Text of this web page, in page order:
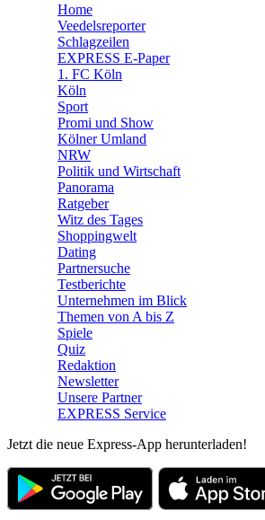
🛒 Shoppingwelt
Home
Veedelsreporter
Schlagzeilen
EXPRESS E-Paper
1. FC Köln
Köln
Sport
Promi und Show
Kölner Umland
NRW
Politik und Wirtschaft
Panorama
Ratgeber
Witz des Tages
Shoppingwelt
Dating
Partnersuche
Testberichte
Unternehmen im Blick
Themen von A bis Z
Spiele
Quiz
Redaktion
Newsletter
Unsere Partner
EXPRESS Service
Jetzt die neue Express-App herunterladen!